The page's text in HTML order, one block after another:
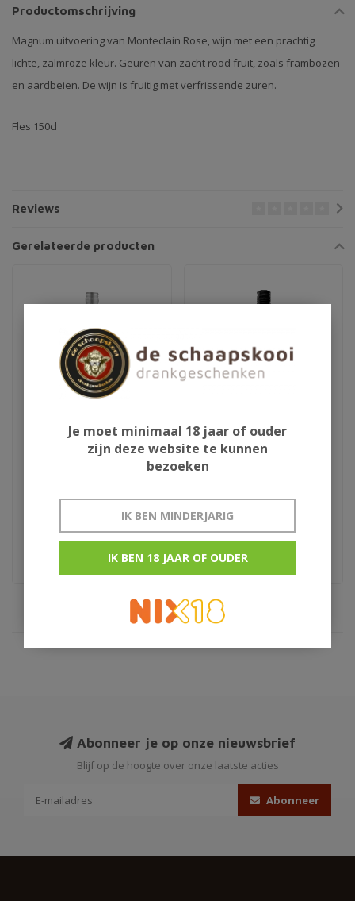
Productomschrijving
Magnum uitvoering van Monteclain Rose, wijn met een prachtig
lichte, zalmroze kleur. Geuren van zacht rood fruit, zoals frambozen
en aardbeien. De wijn is fruitig met verfrissende zuren.
Fles 150cl
Reviews
Gerelateerde producten
Monteclain Rose
Languedoc-Roussilion
Mas Rabell Torres
Rosado
€7,95
Penedes
Abonneer je op onze nieuwsbrief
Blijf op de hoogte over onze laatste acties
Abonneer
Je moet minimaal 18 jaar of ouder
zijn deze website te kunnen
bezoeken
IK BEN MINDERJARIG
IK BEN 18 JAAR OF OUDER